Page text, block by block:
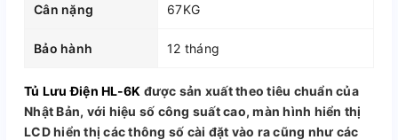
Cân nặng 67KG
Bảo hành 12 tháng
Tủ Lưu Điện HL-6K được sản xuất theo tiêu chuẩn của
Nhật Bản, với hiệu số công suất cao, màn hình hiển thị
LCD hiển thị các thông số cài đặt vào ra cũng như các